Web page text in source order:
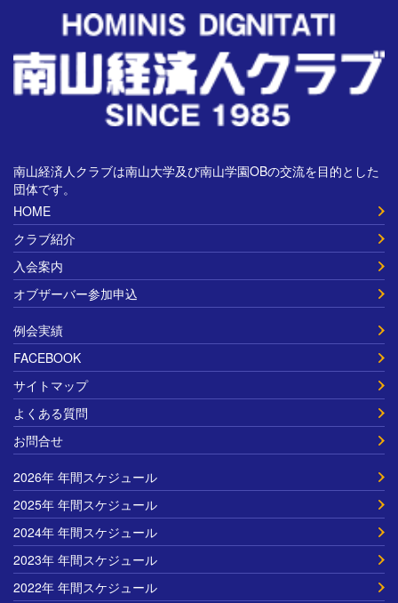
南山経済人クラブは南山大学及び南山学園OBの交流を目的とした
団体です。
HOME
クラブ紹介
入会案内
オブザーバー参加申込
例会実績
FACEBOOK
サイトマップ
よくある質問
お問合せ
2026年 年間スケジュール
2025年 年間スケジュール
2024年 年間スケジュール
2023年 年間スケジュール
2022年 年間スケジュール